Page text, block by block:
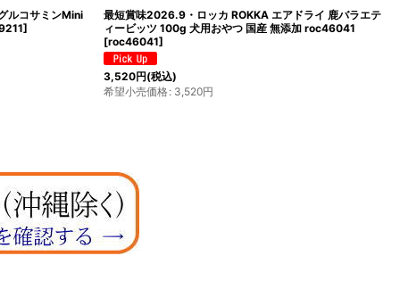
ルコサミンMini
]
最短賞味2026.9・ロッカ ROKKA エアドライ 鹿バラエテ
ィービッツ 100g 犬用おやつ 国産 無添加 roc46041
[roc46041]
3,520円(税込)
希望小売価格: 3,520円